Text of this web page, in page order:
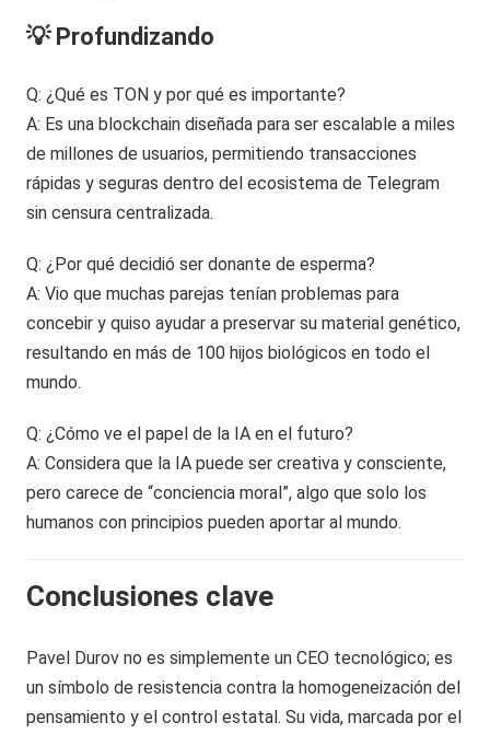
💡 Profundizando
Q: ¿Qué es TON y por qué es importante?
A: Es una blockchain diseñada para ser escalable a miles
de millones de usuarios, permitiendo transacciones
rápidas y seguras dentro del ecosistema de Telegram
sin censura centralizada.
Q: ¿Por qué decidió ser donante de esperma?
A: Vio que muchas parejas tenían problemas para
concebir y quiso ayudar a preservar su material genético,
resultando en más de 100 hijos biológicos en todo el
mundo.
Q: ¿Cómo ve el papel de la IA en el futuro?
A: Considera que la IA puede ser creativa y consciente,
pero carece de “conciencia moral”, algo que solo los
humanos con principios pueden aportar al mundo.
Conclusiones clave
Pavel Durov no es simplemente un CEO tecnológico; es
un símbolo de resistencia contra la homogeneización del
pensamiento y el control estatal. Su vida, marcada por el